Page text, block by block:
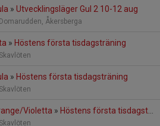
» Utvecklingsläger Gul 2 10-12 aug
Åkersberga
» Höstens första tisdagsträning
» Höstens första tisdagsträning
Violetta » Höstens första tisdagsträning